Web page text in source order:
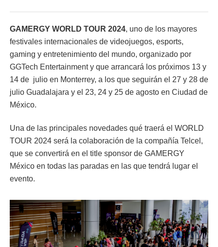
GAMERGY WORLD TOUR 2024, uno de los mayores
festivales internacionales de videojuegos, esports,
gaming y entretenimiento del mundo, organizado por
GGTech Entertainment y que arrancará los próximos 13 y
14 de julio en Monterrey, a los que seguirán el 27 y 28 de
julio Guadalajara y el 23, 24 y 25 de agosto en Ciudad de
México.
Una de las principales novedades qué traerá el WORLD
TOUR 2024 será la colaboración de la compañía Telcel,
que se convertirá en el title sponsor de GAMERGY
México en todas las paradas en las que tendrá lugar el
evento.